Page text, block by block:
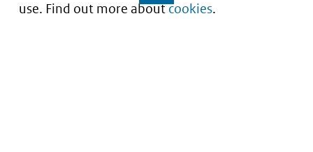
use. Find out more aboutcookies.